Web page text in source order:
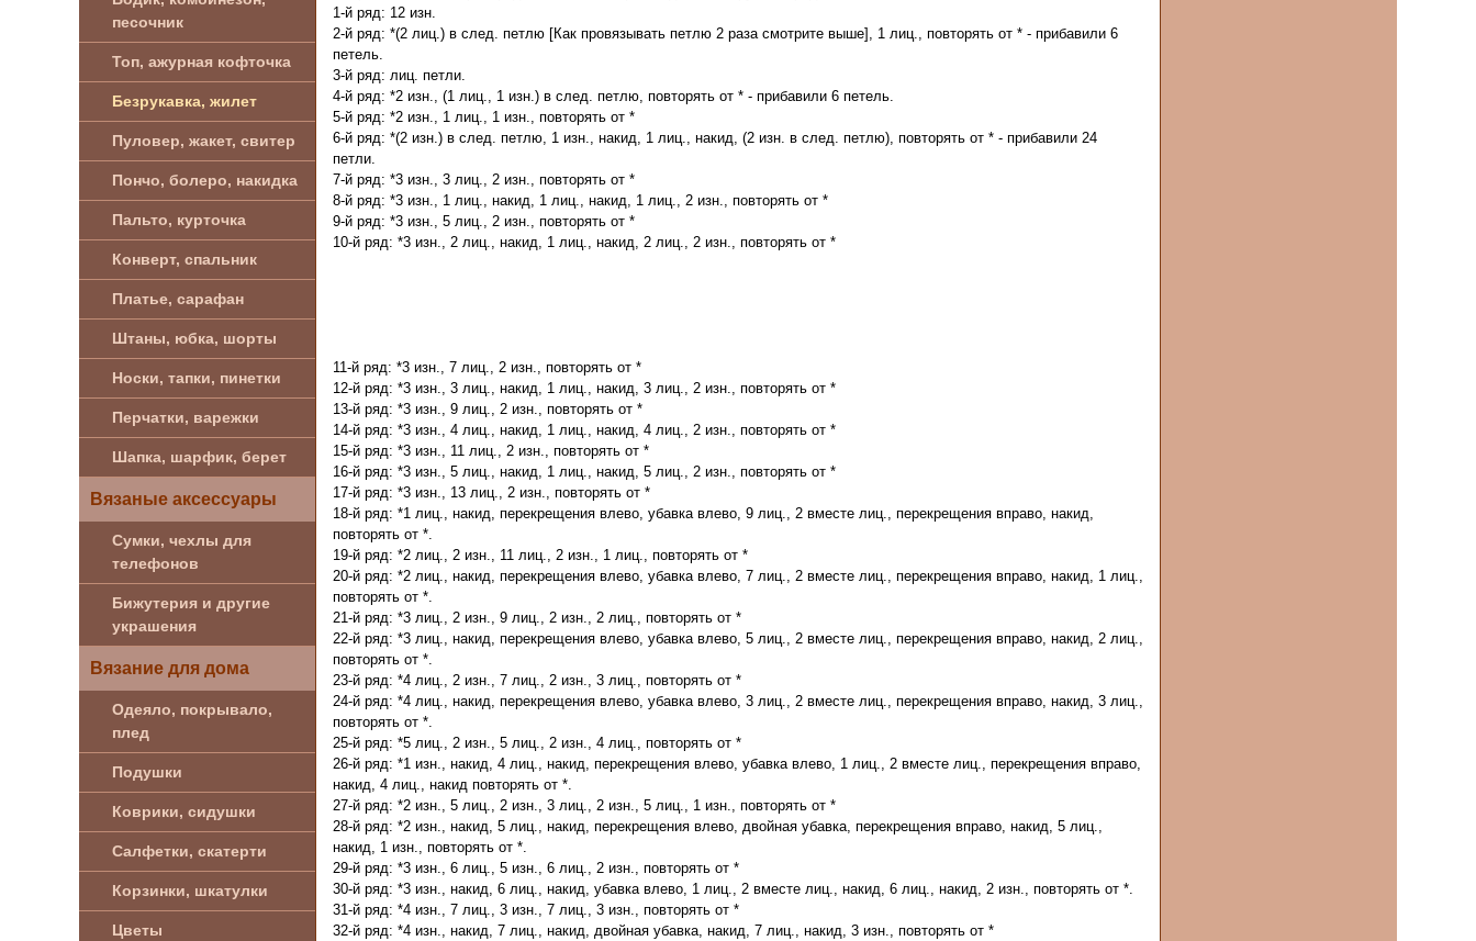
песочник
Топ, ажурная кофточка
Безрукавка, жилет
Пуловер, жакет, свитер
Пончо, болеро, накидка
Пальто, курточка
Конверт, спальник
Платье, сарафан
Штаны, юбка, шорты
Носки, тапки, пинетки
Перчатки, варежки
Шапка, шарфик, берет
Вязаные аксессуары
Сумки, чехлы для
телефонов
Бижутерия и другие
украшения
Вязание для дома
Одеяло, покрывало,
плед
Подушки
Коврики, сидушки
Салфетки, скатерти
Корзинки, шкатулки
Цветы
1-й ряд: 12 изн.
2-й ряд: *(2 лиц.) в след. петлю [Как провязывать петлю 2 раза смотрите выше], 1 лиц., повторять от * - прибавили 6
петель.
3-й ряд: лиц. петли.
4-й ряд: *2 изн., (1 лиц., 1 изн.) в след. петлю, повторять от * - прибавили 6 петель.
5-й ряд: *2 изн., 1 лиц., 1 изн., повторять от *
6-й ряд: *(2 изн.) в след. петлю, 1 изн., накид, 1 лиц., накид, (2 изн. в след. петлю), повторять от * - прибавили 24
петли.
7-й ряд: *3 изн., 3 лиц., 2 изн., повторять от *
8-й ряд: *3 изн., 1 лиц., накид, 1 лиц., накид, 1 лиц., 2 изн., повторять от *
9-й ряд: *3 изн., 5 лиц., 2 изн., повторять от *
10-й ряд: *3 изн., 2 лиц., накид, 1 лиц., накид, 2 лиц., 2 изн., повторять от *
11-й ряд: *3 изн., 7 лиц., 2 изн., повторять от *
12-й ряд: *3 изн., 3 лиц., накид, 1 лиц., накид, 3 лиц., 2 изн., повторять от *
13-й ряд: *3 изн., 9 лиц., 2 изн., повторять от *
14-й ряд: *3 изн., 4 лиц., накид, 1 лиц., накид, 4 лиц., 2 изн., повторять от *
15-й ряд: *3 изн., 11 лиц., 2 изн., повторять от *
16-й ряд: *3 изн., 5 лиц., накид, 1 лиц., накид, 5 лиц., 2 изн., повторять от *
17-й ряд: *3 изн., 13 лиц., 2 изн., повторять от *
18-й ряд: *1 лиц., накид, перекрещения влево, убавка влево, 9 лиц., 2 вместе лиц., перекрещения вправо, накид,
повторять от *.
19-й ряд: *2 лиц., 2 изн., 11 лиц., 2 изн., 1 лиц., повторять от *
20-й ряд: *2 лиц., накид, перекрещения влево, убавка влево, 7 лиц., 2 вместе лиц., перекрещения вправо, накид, 1 лиц.,
повторять от *.
21-й ряд: *3 лиц., 2 изн., 9 лиц., 2 изн., 2 лиц., повторять от *
22-й ряд: *3 лиц., накид, перекрещения влево, убавка влево, 5 лиц., 2 вместе лиц., перекрещения вправо, накид, 2 лиц.,
повторять от *.
23-й ряд: *4 лиц., 2 изн., 7 лиц., 2 изн., 3 лиц., повторять от *
24-й ряд: *4 лиц., накид, перекрещения влево, убавка влево, 3 лиц., 2 вместе лиц., перекрещения вправо, накид, 3 лиц.,
повторять от *.
25-й ряд: *5 лиц., 2 изн., 5 лиц., 2 изн., 4 лиц., повторять от *
26-й ряд: *1 изн., накид, 4 лиц., накид, перекрещения влево, убавка влево, 1 лиц., 2 вместе лиц., перекрещения вправо,
накид, 4 лиц., накид повторять от *.
27-й ряд: *2 изн., 5 лиц., 2 изн., 3 лиц., 2 изн., 5 лиц., 1 изн., повторять от *
28-й ряд: *2 изн., накид, 5 лиц., накид, перекрещения влево, двойная убавка, перекрещения вправо, накид, 5 лиц.,
накид, 1 изн., повторять от *.
29-й ряд: *3 изн., 6 лиц., 5 изн., 6 лиц., 2 изн., повторять от *
30-й ряд: *3 изн., накид, 6 лиц., накид, убавка влево, 1 лиц., 2 вместе лиц., накид, 6 лиц., накид, 2 изн., повторять от *.
31-й ряд: *4 изн., 7 лиц., 3 изн., 7 лиц., 3 изн., повторять от *
32-й ряд: *4 изн., накид, 7 лиц., накид, двойная убавка, накид, 7 лиц., накид, 3 изн., повторять от *